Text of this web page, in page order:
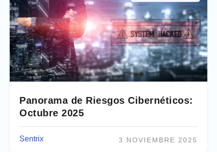
Panorama de Riesgos Cibernéticos:
Octubre 2025
Sentrix 3 NOVIEMBRE 2025